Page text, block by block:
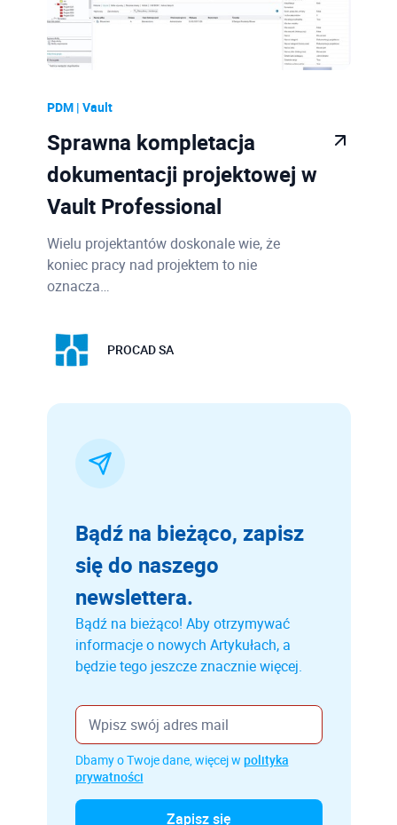
PDM | Vault
Sprawna kompletacja
dokumentacji projektowej w
Vault Professional
Wielu projektantów doskonale wie, że
koniec pracy nad projektem to nie
oznacza…
PROCAD SA
Bądź na bieżąco, zapisz
się do naszego
newslettera.
Bądź na bieżąco! Aby otrzymywać
informacje o nowych Artykułach, a
będzie tego jeszcze znacznie więcej.
Dbamy o Twoje dane, więcej w polityka
prywatności